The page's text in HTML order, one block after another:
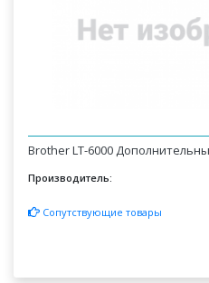
Brother LT-6000
Производитель:
Сопутствующие товары